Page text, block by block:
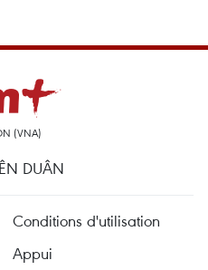
(VNA)
DUÂN
Conditions d'utilisation
Appui